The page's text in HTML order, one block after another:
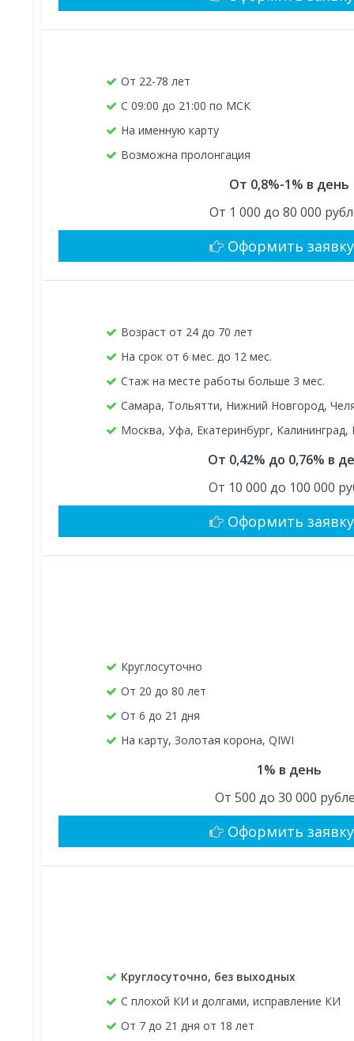
От 22-78 лет
С 09:00 до 21:00 по МСК
На именную карту
Возможна пролонгация
От 0,8%-1% в день
От 1 000 до 80 000
Оформить заявку
Возраст от 24 до 70 лет
На срок от 6 мес. до 12 мес.
Стаж на месте работы больше 3 мес.
Самара, Тольятти, Нижний Новгород,
Москва, Уфа, Екатеринбург, Калининград,
От 0,42% до 0,76% в
От 10 000 до 100 000
Оформить заявку
Круглосуточно
От 20 до 80 лет
От 6 до 21 дня
На карту, Золотая корона, QIWI
1% в день
От 500 до 30 000
Оформить заявку
Круглосуточно, без выходных
С плохой КИ и долгами, исправление КИ
От 7 до 21 дня от 18 лет